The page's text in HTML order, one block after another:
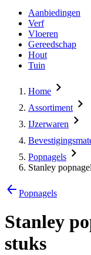
Aanbiedingen
Verf
Vloeren
Gereedschap
Hout
Tuin
Home
Assortiment
IJzerwaren
Popnagels
Stanley
Popnagels
Stanley
stuks